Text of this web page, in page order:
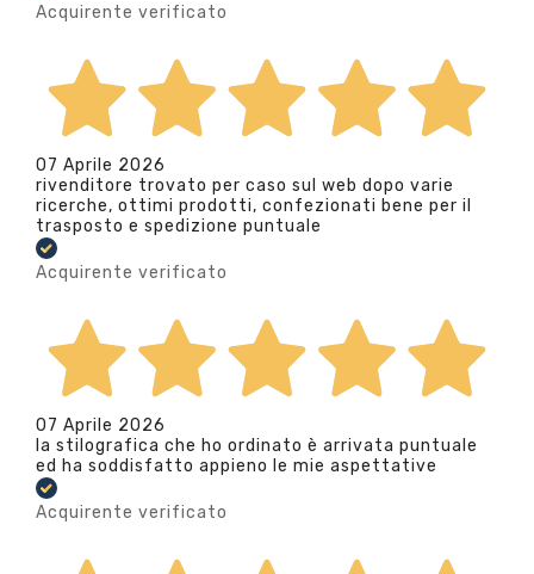
Acquirente verificato
07 Aprile 2026
rivenditore trovato per caso sul web dopo varie
ricerche, ottimi prodotti, confezionati bene per il
trasposto e spedizione puntuale
Acquirente verificato
07 Aprile 2026
la stilografica che ho ordinato è arrivata puntuale
ed ha soddisfatto appieno le mie aspettative
Acquirente verificato